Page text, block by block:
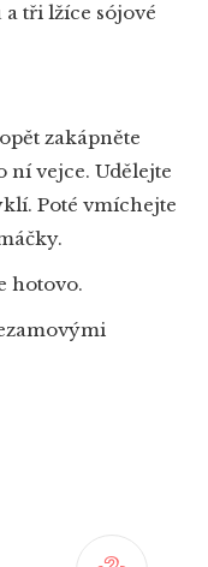
tři lžíce sójové
zakápněte
ní vejce. Udělejte
Poté vmíchejte
hotovo.